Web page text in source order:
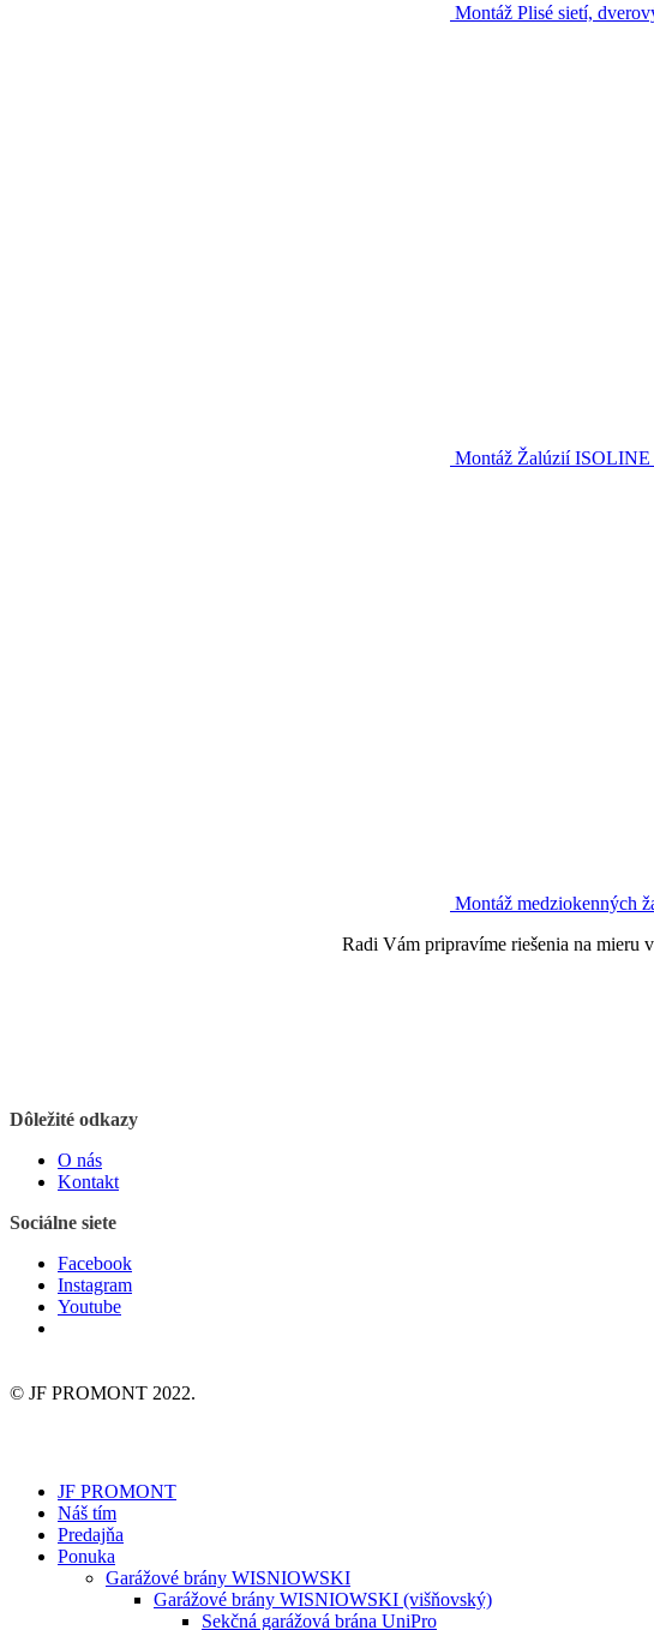
Montáž Plisé sietí,
Montáž Žalúzií ISOLINE
Montáž medziokenných
Radi Vám pripravíme riešenia na mieru
Dôležité odkazy
O nás
Kontakt
Sociálne siete
Facebook
Instagram
Youtube
© JF PROMONT 2022.
JF PROMONT
Náš tím
Predajňa
Ponuka
Garážové brány WISNIOWSKI
Garážové brány WISNIOWSKI (višňovský)
Sekčná garážová brána UniPro